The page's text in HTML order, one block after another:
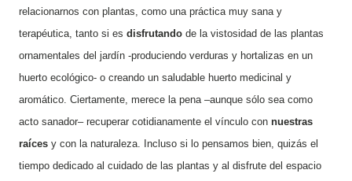
relacionarnos con plantas, como una práctica muy sana y
terapéutica, tanto si es disfrutando de la vistosidad de las plantas
ornamentales del jardín -produciendo verduras y hortalizas en un
huerto ecológico- o creando un saludable huerto medicinal y
aromático. Ciertamente, merece la pena –aunque sólo sea como
acto sanador– recuperar cotidianamente el vínculo con nuestras
raíces y con la naturaleza. Incluso si lo pensamos bien, quizás el
tiempo dedicado al cuidado de las plantas y al disfrute del espacio